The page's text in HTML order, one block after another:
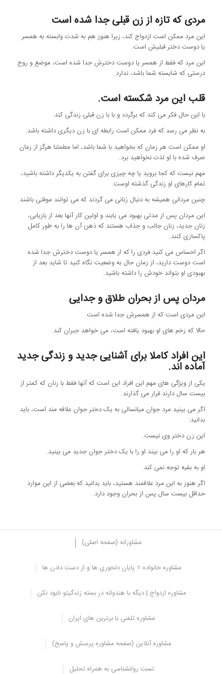
مردی که تازه از زن قبلی جدا شده است
این مرد ممکن است ازدواج کند، زیرا هنوز هم به شدت وابسته به همسر
یا دوست دختر قبلیش است.
این مرد که فقط از همسر یا دوست دخترش جدا شده است، موضع و روح
درستی که شایسته شما باشد، ندارد.
قلب این مرد شکسته است.
با این حال فکر می کند که برگردد و با با زن قبلی زندگی کند.
به نظر می رسد که فرد ممکن است رابطه ای با زن دیگری داشته باشد.
او ممکن است هر زمان که بخواهید با شما باشد، اما مطمئنا هرگز از زمان
صرف شده با او لذت نخواهید برد.
مهم نیست که کجا بروید یا چه چیزی برای گفتن به یکدیگر داشته باشید،
تمام کارهای او زندگی گذشته اوست.
چنین مردانی همیشه به دنبال زنانی می گردند که می توانند موقتی باشند.
این مردان پس از مدتی بهبود می یابند و اولین کار آنها بعد از بازیابی،
زنان جدید، زنان جالب و جذاب هستند که ذهن آن ها را به طور کامل
پاکسازی کنند.
اگر احساس می کنید فردی را که از همسر یا دوست دخترش جدا شده
است دوست دارید، از زمان حال به وضعیت نگاه کنید تا شاید بعد از
بهبودی او بتواند خودش را داشته باشید.
مردان پس از بحران طلاق و جدایی
این مردی است که از همسرش جدا شده است.
حالا که زخم های او بهبود یافته است، می خواهد جبران کند.
این افراد کاملا برای آشنایی جدید و زندگی جدید
آماده اند.
یکی از ویژگی های مهم این افراد این است که آنها فقط با زنان که کمتر از
بیست سال دارند قرار می گذارند.
اگر می بینید مرد جوان میانسالی به یک دختر جوان علاقه مند است، باید
بدانید:
این زن دختر وی نیست.
هر بار که او را می بیند او را با یک دختر جوان جدید می بینید.
او به بقیه توجه نمی کند.
اگر هنوز به این مرد علاقمند هستید، باید بدانید که بعضی از این موارد
حداقل بیست سال پس از بحران وجود دارد.
مشاورانه (صفحه اصلی)
مشاوره خانواده = پایان دلخوری ها و از دست دادن ها
مشاوره ازدواج | دیگه با هندوانه در بسته زندگیتو نابود نکن
مشاوره تلفنی با برترین های ایران
مشاوره آنلاین (صفحه مشاوره پرسش و پاسخ)
تست روانشناسی به همراه تحلیل
مردان تنبل و بیکار
چنین مردی هرگز صورت حساب خود را نمی پردازد، نمی توان به او تکیه
کرد، و وقتی او ازدواج می کند، او همیشه شما را ناراحت می کند.
اشتراک گذاشت.
همسرانشان را ایده آل و کامل کنند.